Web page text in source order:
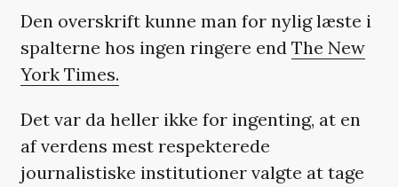
Den overskrift kunne man for nylig læste i
spalterne hos ingen ringere end The New
York Times.
Det var da heller ikke for ingenting, at en
af verdens mest respekterede
journalistiske institutioner valgte at tage